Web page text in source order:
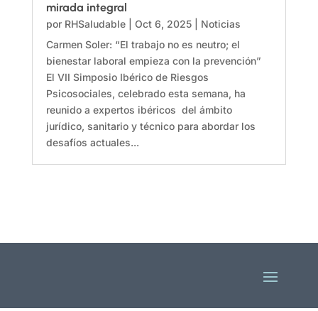
mirada integral
por RHSaludable| Oct 6, 2025| Noticias
Carmen Soler: “El trabajo no es neutro; el
bienestar laboral empieza con la prevención”
El VII Simposio Ibérico de Riesgos
Psicosociales, celebrado esta semana, ha
reunido a expertos ibéricos del ámbito
jurídico, sanitario y técnico para abordar los
desafíos actuales...